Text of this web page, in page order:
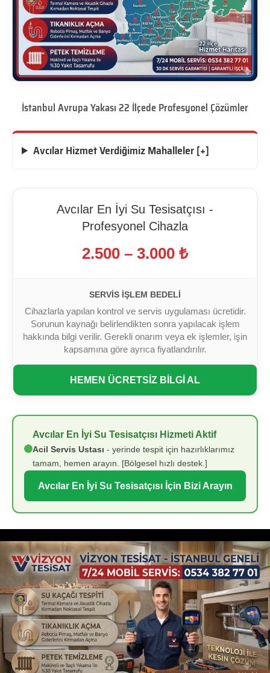
İstanbul Avrupa Yakası 22 İlçede Profesyonel Çözümler
Avcılar Hizmet Verdiğimiz Mahalleler [+]
Avcılar En İyi Su Tesisatçısı -
Profesyonel Cihazla
2.500 – 3.000 ₺
SERVIS İŞLEM BEDELI
Cihazlarla yapılan kontrol ve servis uygulaması ücretidir.
Sorunun kaynağı belirlendikten sonra yapılacak işlem
hakkında bilgi verilir. Gerekli onarım veya ek işlemler, işin
kapsamına göre ayrıca fiyatlandırılır.
HEMEN ÜCRETSİZ BİLGİ AL
Avcılar En İyi Su Tesisatçısı Hizmeti Aktif
Acil Servis Ustası - yerinde tespit için hazırlıklarımız
tamam, hemen arayın. [Bölgesel hızlı destek.]
Avcılar En İyi Su Tesisatçısı İçin Bizi Arayın